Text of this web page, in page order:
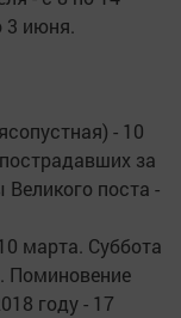
3 июня.
- 10
за
поста -
марта. Суббота
Поминовение
году - 17